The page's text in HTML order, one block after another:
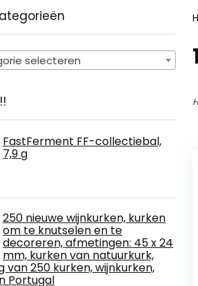
selecteren
FastFerment FF-collectiebal,
7,9 g
250 nieuwe wijnkurken, kurken
om te knutselen en te
decoreren, afmetingen: 45 x 24
mm, kurken van natuurkurk,
van 250 kurken, wijnkurken,
Portugal